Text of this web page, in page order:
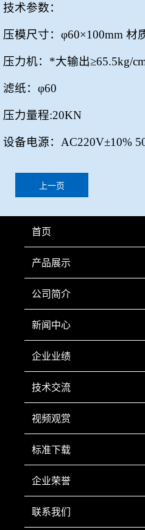
技术参数：
压模尺寸：φ60×100mm 材
压力机：*大输出≥65.5kg/
滤纸：φ60
压力量程:20KN
设备电源： AC220V±10%
上一页
手机扫一扫
首页
产品展示
公司简介
新闻中心
企业业绩
技术交流
视频观赏
标准下载
企业荣誉
联系我们
20001023号-1
营业执照
493 售后服务部：0412-8285080 新疆市
网站部分资源来自互联网公开渠道 如有